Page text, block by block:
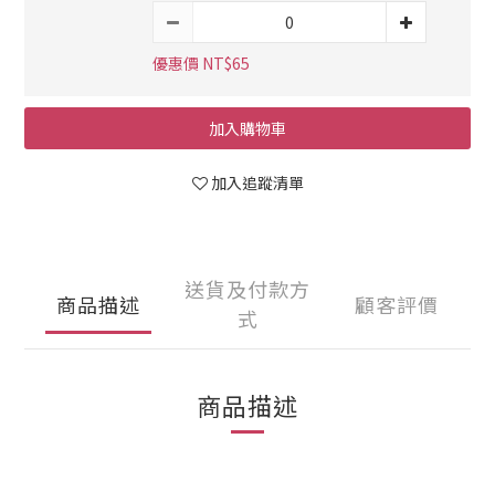
優惠價 NT$65
加入購物車
加入追蹤清單
商品描述
送貨及付款方
式
顧客評價
商品描述